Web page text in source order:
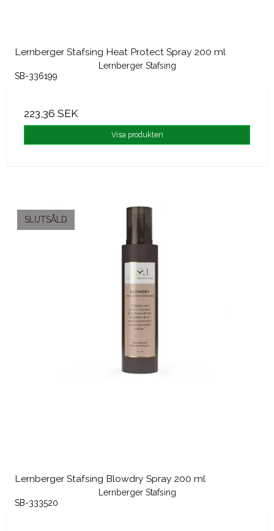
Lernberger Stafsing Heat Protect Spray 200 ml
Lernberger Stafsing
SB-336199
223,36 SEK
Visa produkten
SLUTSÅLD
Lernberger Stafsing Blowdry Spray 200 ml
Lernberger Stafsing
SB-333520